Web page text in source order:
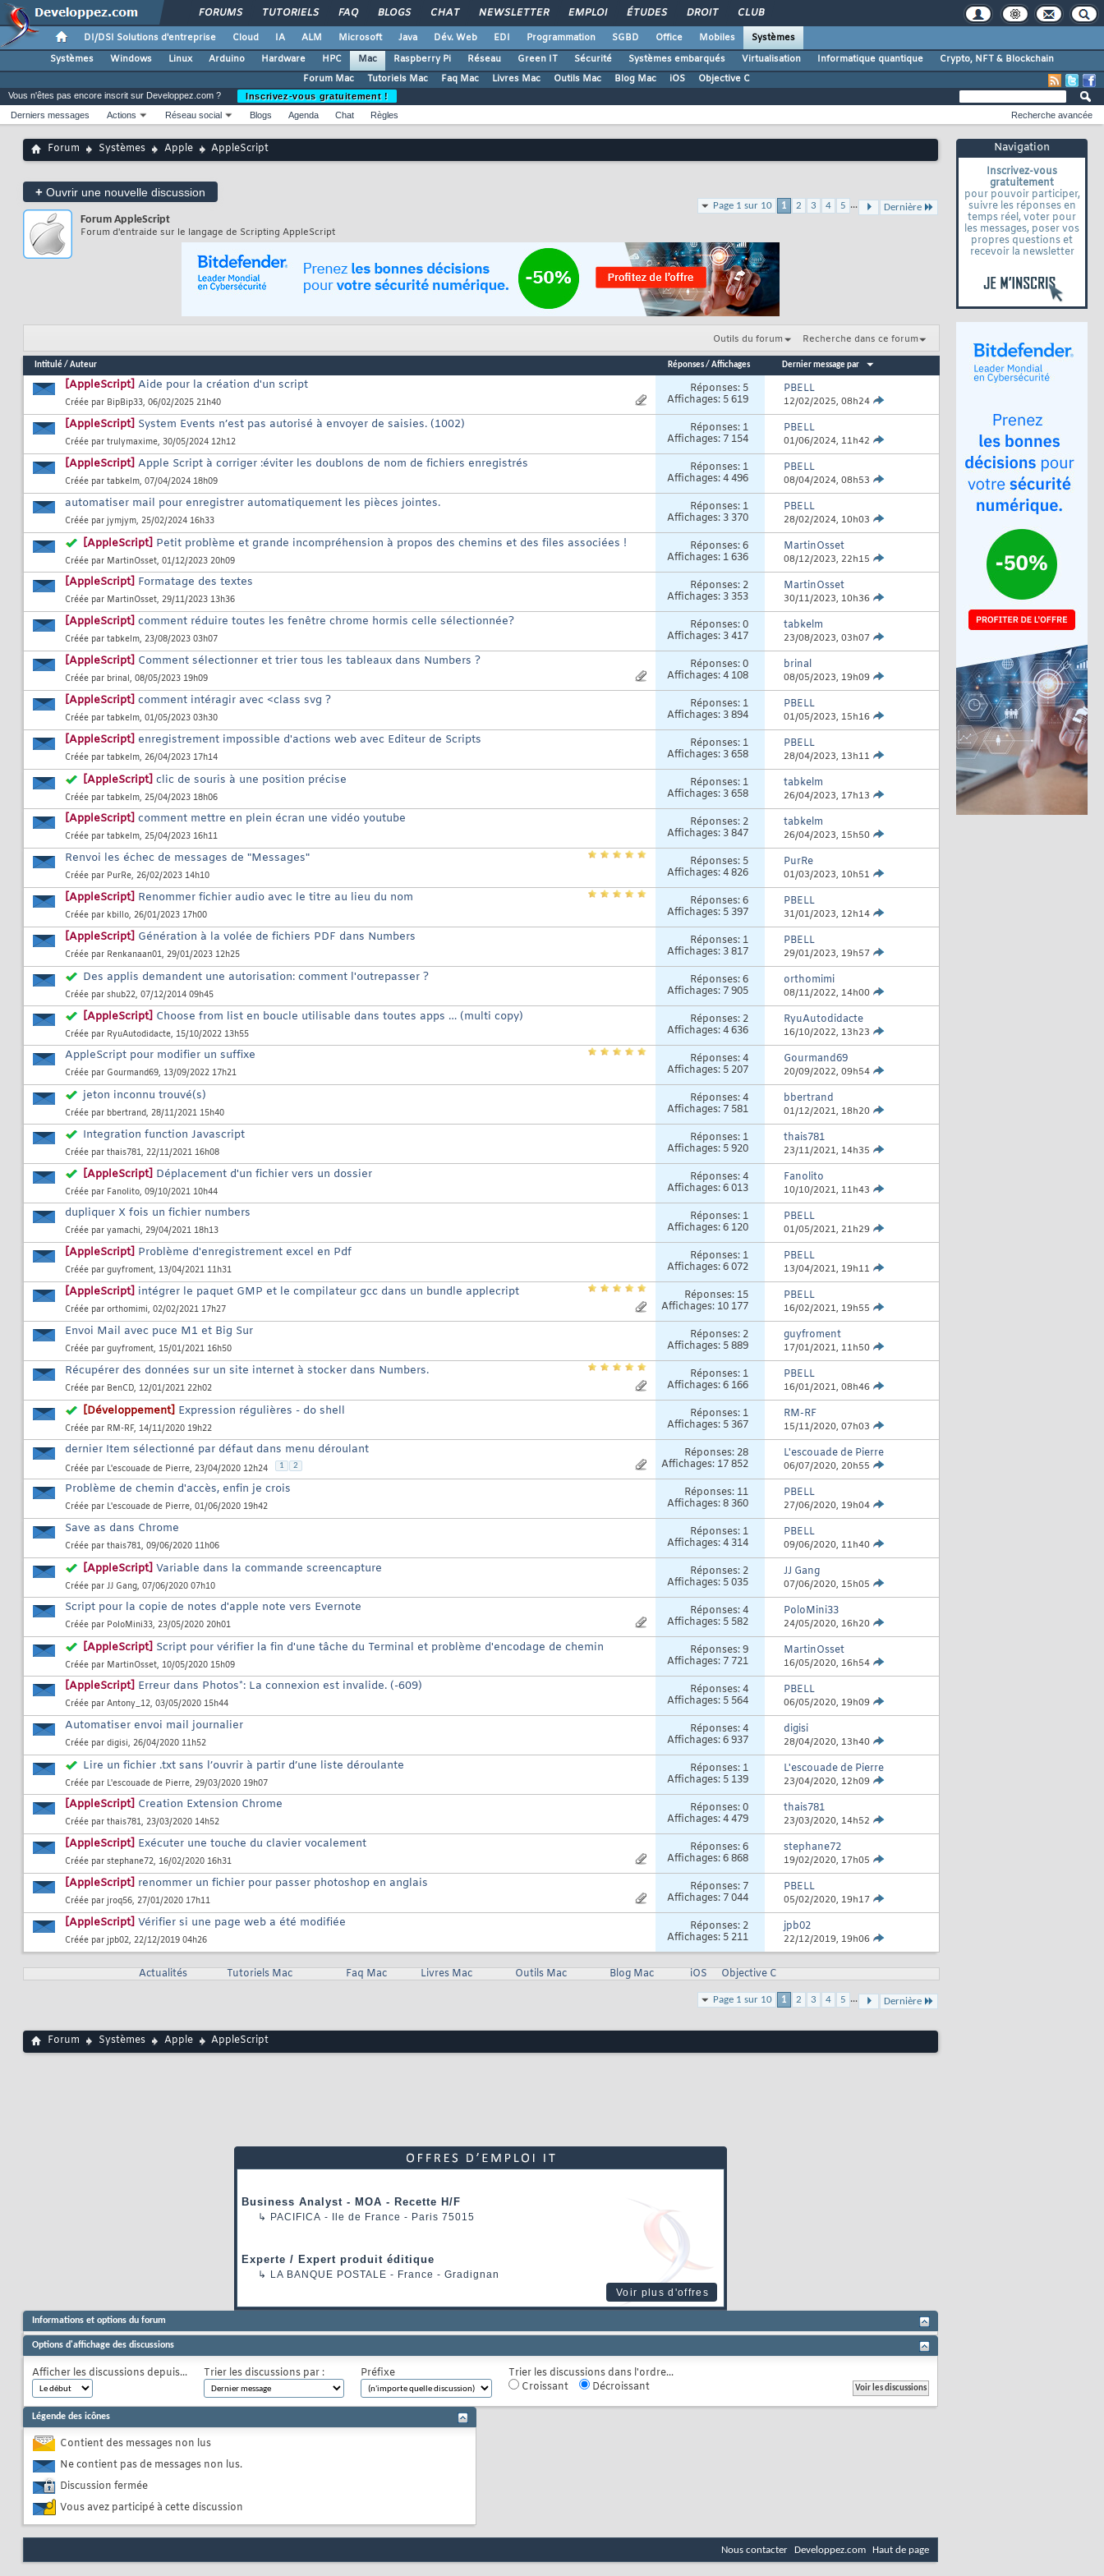
FORUMS TUTORIELS FAQ BLOGS CHAT NEWSLETTER EMPLOI ÉTUDES DROIT CLUB
DI/DSI Solutions d'entreprise Cloud IA ALM Microsoft Java Dév. Web EDI Programmation SGBD Office Mobiles
Systèmes
Systèmes
Windows Linux Arduino Hardware HPC Mac Raspberry Pi Réseau Green IT Sécurité Systèmes embarqués Virtualisation Informatique quantique
Crypto, NFT & Blockchain
Forum Mac
Tutoriels Mac Faq Mac Livres Mac Outils Mac Blog Mac iOS Objective C
Vous n'êtes pas encore inscrit sur Developpez.com ?
Inscrivez-vous gratuitement !
Derniers messages
Actions Réseau social Blogs Agenda Chat Règles Recherche avancée
Forum Systèmes Apple AppleScript Navigation
Inscrivez-vous
gratuitement
pour pouvoir participer,
suivre les réponses en
temps réel, voter pour
les messages, poser vos
propres questions et
recevoir la newsletter
+ Ouvrir une nouvelle discussion
Page 1 sur 10 1 2 3 4 5 ... Dernière
Forum AppleScript
Forum d'entraide sur le langage de Scripting AppleScript
Outils du forum Recherche dans ce forum
Intitulé/ Auteur Réponses/ Affichages Dernier message par
[AppleScript] Aide pour la création d'un script
Créée par BipBip33, 06/02/2025 21h40
Réponses: 5
Affichages: 5 619
PBELL
12/02/2025, 08h24
[AppleScript] System Events n’est pas autorisé à envoyer de saisies. (1002)
Créée par trulymaxime, 30/05/2024 12h12
Réponses: 1
Affichages: 7 154
PBELL
01/06/2024, 11h42
[AppleScript] Apple Script à corriger :éviter les doublons de nom de fichiers enregistrés
Créée par tabkelm, 07/04/2024 18h09
Réponses: 1
Affichages: 4 496
PBELL
08/04/2024, 08h53
automatiser mail pour enregistrer automatiquement les pièces jointes.
Créée par jymjym, 25/02/2024 16h33
Réponses: 1
Affichages: 3 370
PBELL
28/02/2024, 10h03
[AppleScript] Petit problème et grande incompréhension à propos des chemins et des files associées !
Créée par MartinOsset, 01/12/2023 20h09
Réponses:6
Affichages: 1 636
MartinOsset
08/12/2023, 22h15
[AppleScript] Formatage des textes
Créée par MartinOsset, 29/11/2023 13h36
Réponses: 2
Affichages: 3 353
MartinOsset
30/11/2023, 10h36
[AppleScript] comment réduire toutes les fenêtre chrome hormis celle sélectionnée?
Créée par tabkelm, 23/08/2023 03h07
Réponses:0
Affichages: 3 417
tabkelm
23/08/2023, 03h07
[AppleScript] Comment sélectionner et trier tous les tableaux dans Numbers ?
Créée par brinal, 08/05/2023 19h09
Réponses:0
Affichages: 4 108
brinal
08/05/2023, 19h09
[AppleScript] comment intéragir avec <class svg ?
Créée par tabkelm, 01/05/2023 03h30
Réponses: 1
Affichages: 3 894
PBELL
01/05/2023, 15h16
[AppleScript] enregistrement impossible d'actions web avec Editeur de Scripts
Créée par tabkelm, 26/04/2023 17h14
Réponses: 1
Affichages: 3 658
PBELL
28/04/2023, 13h11
[AppleScript] clic de souris à une position précise
Créée par tabkelm, 25/04/2023 18h06
Réponses: 1
Affichages: 3 658
tabkelm
26/04/2023, 17h13
[AppleScript] comment mettre en plein écran une vidéo youtube
Créée par tabkelm, 25/04/2023 16h11
Réponses: 2
Affichages: 3 847
tabkelm
26/04/2023, 15h50
Renvoi les échec de messages de "Messages"
Créée par PurRe, 26/02/2023 14h10
Réponses: 5
Affichages: 4 826
PurRe
01/03/2023, 10h51
[AppleScript] Renommer fichier audio avec le titre au lieu du nom
Créée par kbillo, 26/01/2023 17h00
Réponses:6
Affichages: 5 397
PBELL
31/01/2023, 12h14
[AppleScript] Génération à la volée de fichiers PDF dans Numbers
Créée par Renkanaan01, 29/01/2023 12h25
Réponses: 1
Affichages: 3 817
PBELL
29/01/2023, 19h57
Des applis demandent une autorisation: comment l'outrepasser ?
Créée par shub22, 07/12/2014 09h45
Réponses:6
Affichages: 7 905
orthomimi
08/11/2022, 14h00
[AppleScript] Choose from list en boucle utilisable dans toutes apps … (multi copy)
Créée par RyuAutodidacte, 15/10/2022 13h55
Réponses: 2
Affichages: 4 636
RyuAutodidacte
16/10/2022, 13h23
AppleScript pour modifier un suffixe
Créée par Gourmand69, 13/09/2022 17h21
Réponses:4
Affichages: 5 207
Gourmand69
20/09/2022, 09h54
jeton inconnu trouvé(s)
Créée par bbertrand, 28/11/2021 15h40
Réponses:4
Affichages: 7 581
bbertrand
01/12/2021, 18h20
Integration function Javascript
Créée par thais781, 22/11/2021 16h08
Réponses: 1
Affichages: 5 920
thais781
23/11/2021, 14h35
[AppleScript] Déplacement d'un fichier vers un dossier
Créée par Fanolito, 09/10/2021 10h44
Réponses:4
Affichages: 6 013
Fanolito
10/10/2021, 11h43
dupliquer X fois un fichier numbers
Créée par yamachi, 29/04/2021 18h13
Réponses: 1
Affichages: 6 120
PBELL
01/05/2021, 21h29
[AppleScript] Problème d'enregistrement excel en Pdf
Créée par guyfroment, 13/04/2021 11h31
Réponses: 1
Affichages: 6 072
PBELL
13/04/2021, 19h11
[AppleScript] intégrer le paquet GMP et le compilateur gcc dans un bundle applecript
Créée par orthomimi, 02/02/2021 17h27
Réponses: 15
Affichages: 10 177
PBELL
16/02/2021, 19h55
Envoi Mail avec puce M1 et Big Sur
Créée par guyfroment, 15/01/2021 16h50
Réponses: 2
Affichages: 5 889
guyfroment
17/01/2021, 11h50
Récupérer des données sur un site internet à stocker dans Numbers.
Créée par BenCD, 12/01/2021 22h02
Réponses: 1
Affichages: 6 166
PBELL
16/01/2021, 08h46
[Développement] Expression régulières - do shell
Créée par RM-RF, 14/11/2020 19h22
Réponses: 1
Affichages: 5 367
RM-RF
15/11/2020, 07h03
dernier Item sélectionné par défaut dans menu déroulant
Créée par L'escouade de Pierre, 23/04/2020 12h24 1 2
Réponses: 28
Affichages: 17 852
L'escouade de Pierre
06/07/2020, 20h55
Problème de chemin d'accès, enfin je crois
Créée par L'escouade de Pierre, 01/06/2020 19h42
Réponses: 11
Affichages: 8 360
PBELL
27/06/2020, 19h04
Save as dans Chrome
Créée par thais781, 09/06/2020 11h06
Réponses: 1
Affichages: 4 314
PBELL
09/06/2020, 11h40
[AppleScript] Variable dans la commande screencapture
Créée par JJ Gang, 07/06/2020 07h10
Réponses: 2
Affichages: 5 035
JJ Gang
07/06/2020, 15h05
Script pour la copie de notes d'apple note vers Evernote
Créée par PoloMini33, 23/05/2020 20h01
Réponses:4
Affichages: 5 582
PoloMini33
24/05/2020, 16h20
[AppleScript] Script pour vérifier la fin d'une tâche du Terminal et problème d'encodage de chemin
Créée par MartinOsset, 10/05/2020 15h09
Réponses:9
Affichages: 7 721
MartinOsset
16/05/2020, 16h54
[AppleScript] Erreur dans Photos*: La connexion est invalide. (-609)
Créée par Antony_12, 03/05/2020 15h44
Réponses:4
Affichages: 5 564
PBELL
06/05/2020, 19h09
Automatiser envoi mail journalier
Créée par digisi, 26/04/2020 11h52
Réponses:4
Affichages: 6 937
digisi
28/04/2020, 13h40
Lire un fichier .txt sans l’ouvrir à partir d’une liste déroulante
Créée par L'escouade de Pierre, 29/03/2020 19h07
Réponses: 1
Affichages: 5 139
L'escouade de Pierre
23/04/2020, 12h09
[AppleScript] Creation Extension Chrome
Créée par thais781, 23/03/2020 14h52
Réponses:0
Affichages: 4 479
thais781
23/03/2020, 14h52
[AppleScript] Exécuter une touche du clavier vocalement
Créée par stephane72, 16/02/2020 16h31
Réponses:6
Affichages: 6 868
stephane72
19/02/2020, 17h05
[AppleScript] renommer un fichier pour passer photoshop en anglais
Créée par jroq56, 27/01/2020 17h11
Réponses: 7
Affichages: 7 044
PBELL
05/02/2020, 19h17
[AppleScript] Vérifier si une page web a été modifiée
Créée par jpb02, 22/12/2019 04h26
Réponses: 2
Affichages: 5 211
jpb02
22/12/2019, 19h06
Actualités Tutoriels Mac Faq Mac Livres Mac Outils Mac Blog Mac iOS Objective C
Page 1 sur 10 1 2 3 4 5 ... Dernière
Forum Systèmes Apple AppleScript
Business Analyst - MOA - Recette H/F
↳ PACIFICA - Ile de France - Paris 75015
Experte / Expert produit éditique
↳ LA BANQUE POSTALE - France - Gradignan
Voir plus d'offres
Informations et options du forum
Options d'affichage des discussions
Afficher les discussions depuis... Trier les discussions par : Préfixe
Trier les discussions dans l'ordre...
Croissant
Décroissant
Légende des icônes
Contient des messages non lus
Ne contient pas de messages non lus.
Discussion fermée
Vous avez participé à cette discussion
Nous contacter Developpez.com Haut de page